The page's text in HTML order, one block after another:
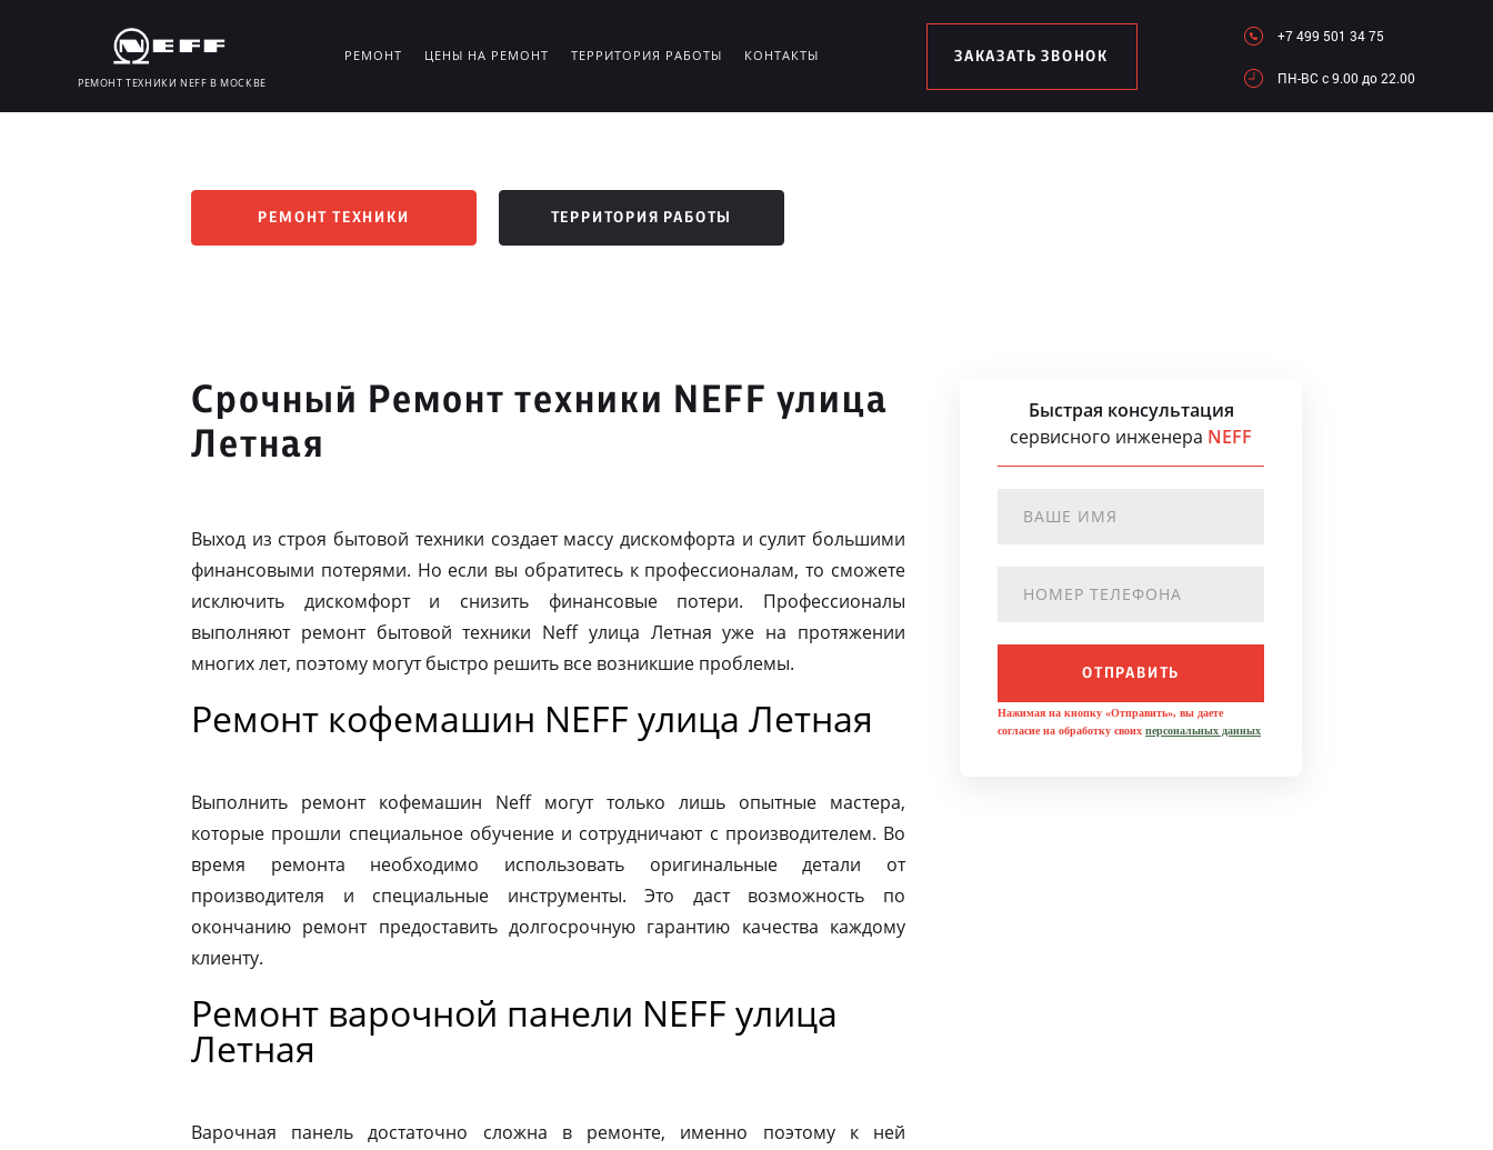
РЕМОНТ ТЕХНИКИ NEFF В МОСКВЕ
РЕМОНТ ЦЕНЫ НА РЕМОНТ ТЕРРИТОРИЯ РАБОТЫ КОНТАКТЫ ЗАКАЗАТЬ ЗВОНОК
+7 499 501 34 75
ПН-ВC c 9.00 до 22.00
РЕМОНТ ТЕХНИКИ ТЕРРИТОРИЯ РАБОТЫ
Срочный Ремонт техники NEFF улица
Летная
Выход из строя бытовой техники создает массу дискомфорта и сулит большими
финансовыми потерями. Но если вы обратитесь к профессионалам, то сможете
исключить дискомфорт и снизить финансовые потери. Профессионалы
выполняют ремонт бытовой техники Neff улица Летная уже на протяжении
многих лет, поэтому могут быстро решить все возникшие проблемы.
Ремонт кофемашин NEFF улица Летная
Выполнить ремонт кофемашин Neff могут только лишь опытные мастера,
которые прошли специальное обучение и сотрудничают с производителем. Во
время ремонта необходимо использовать оригинальные детали от
производителя и специальные инструменты. Это даст возможность по
окончанию ремонт предоставить долгосрочную гарантию качества каждому
клиенту.
Ремонт варочной панели NEFF улица
Летная
Варочная панель достаточно сложна в ремонте, именно поэтому к ней
Быстрая консультация
сервисного инженера NEFF
ОТПРАВИТЬ
Нажимая на кнопку «Отправить», вы даете
согласие на обработку своих персональных данных